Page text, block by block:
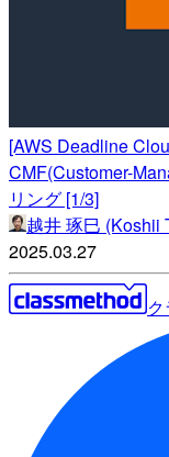
[AWS Deadline
CMF(Customer-
リング [1/3]
越井 琢巳 (Koshii
2025.03.27